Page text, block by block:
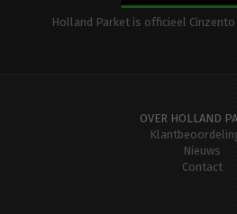
Holland Parket is officieel
OVER HOLLAND
Nieuws
Contact